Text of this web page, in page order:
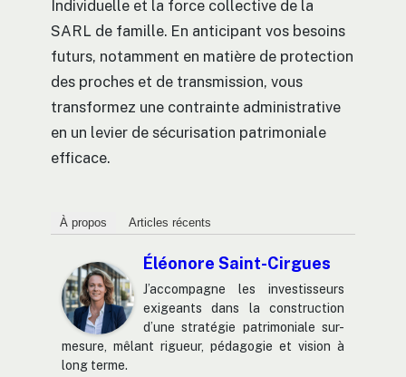
Individuelle et la force collective de la
SARL de famille. En anticipant vos besoins
futurs, notamment en matière de protection
des proches et de transmission, vous
transformez une contrainte administrative
en un levier de sécurisation patrimoniale
efficace.
À propos Articles récents
Éléonore Saint-Cirgues
J’accompagne les investisseurs
exigeants dans la construction
d’une stratégie patrimoniale sur-
mesure, mêlant rigueur, pédagogie et vision à
long terme.